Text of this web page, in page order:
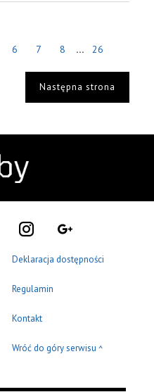
6 7 8 ... 26
Następna strona
Deklaracja dostępności
Regulamin
Kontakt
Wróć do góry serwisu ^